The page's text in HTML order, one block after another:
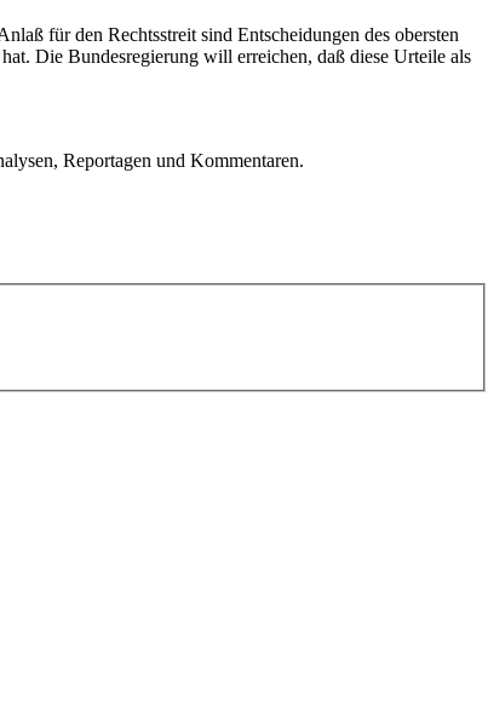
für den Rechtsstreit sind Entscheidungen des obersten
Die Bundesregierung will erreichen, daß diese Urteile als
Reportagen und Kommentaren.